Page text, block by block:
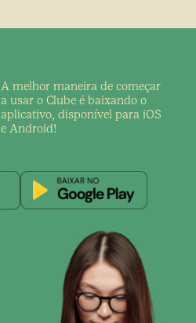
A melhor maneira de começar
a usar o Clube é baixando o
aplicativo, disponível para iOS
e Android!